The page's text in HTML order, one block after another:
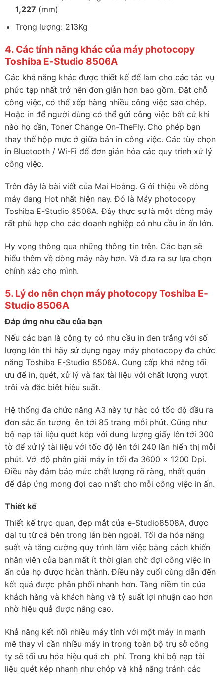
1,227 (mm)
Trọng lượng: 213Kg
4. Các tính năng khác của máy photocopy
Toshiba E-Studio 8506A
Các khả năng khác được thiết kế để làm cho các tác vụ
phức tạp nhất trở nên đơn giản hơn bao gồm. Đặt chỗ
công việc, có thể xếp hàng nhiều công việc sao chép.
Hoặc in để người dùng có thể gửi công việc bất cứ khi
nào họ cần, Toner Change On-TheFly. Cho phép bạn
thay thế hộp mực ở giữa bản in công việc. Các tùy chọn
in Bluetooth / Wi-Fi để đơn giản hóa các quy trình xử lý
công việc.
Trên đây là bài viết của Mai Hoàng. Giới thiệu về dòng
máy đang Hot nhất hiện nay. Đó là Máy photocopy
Toshiba E-Studio 8506A. Đây thực sự là một dòng máy
rất phù hợp cho các doanh nghiệp có nhu cầu in ấn lớn.
Hy vọng thông qua những thông tin trên. Các bạn sẽ
hiểu thêm về dòng máy này hơn. Và đưa ra sự lựa chọn
chính xác cho mình.
5. Lý do nên chọn máy photocopy Toshiba E-
Studio 8506A
Đáp ứng nhu cầu của bạn
Nếu các bạn là công ty có nhu cầu in đen trắng với số
lượng lớn thì hãy sử dụng ngay máy photocopy đa chức
năng Toshiba E-Studio 8506A. Cung cấp khả năng tối
ưu để in, quét, xử lý và fax tài liệu với chất lượng vượt
trội và đặc biệt hiệu suất.
Hệ thống đa chức năng A3 này tự hào có tốc độ đầu ra
đơn sắc ấn tượng lên tới 85 trang mỗi phút. Cũng như
bộ nạp tài liệu quét kép với dung lượng giấy lên tới 300
tờ để xử lý tài liệu với tốc độ lên tới 240 lần hiển thị mỗi
phút. Với độ phân giải máy in tối đa 3600 x 1200 Dpi.
Điều này đảm bảo mức chất lượng rõ ràng, nhất quán
để đáp ứng mong đợi cao nhất cho mỗi công việc in ấn.
Thiết kế
Thiết kế trực quan, đẹp mắt của e-Studio8508A, được
đại tu từ cả bên trong lẫn bên ngoài. Tối đa hóa năng
suất và tăng cường quy trình làm việc bằng cách khiến
nhân viên của bạn mất ít thời gian chờ đợi công việc in
ấn của họ được hoàn thành. Điều này cuối cùng dẫn đến
kết quả được phân phối nhanh hơn. Tăng niềm tin của
khách hàng và khách hàng và tỷ suất lợi nhuận cao hơn
nhờ hiệu quả được nâng cao.
Khả năng kết nối nhiều máy tính với một máy in mạnh
mẽ thay vì cần nhiều máy in trong toàn bộ trụ sở công
ty sẽ tối ưu hóa hiệu quả chi phí. Trong khi bộ nạp tài
liệu quét kép nhanh như chớp và khả năng tránh các